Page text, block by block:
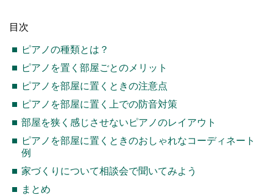
目次
ピアノの種類とは？
ピアノを置く部屋ごとのメリット
ピアノを部屋に置くときの注意点
ピアノを部屋に置く上での防音対策
部屋を狭く感じさせないピアノのレイアウト
ピアノを部屋に置くときのおしゃれなコーディネート
例
家づくりについて相談会で聞いてみよう
まとめ